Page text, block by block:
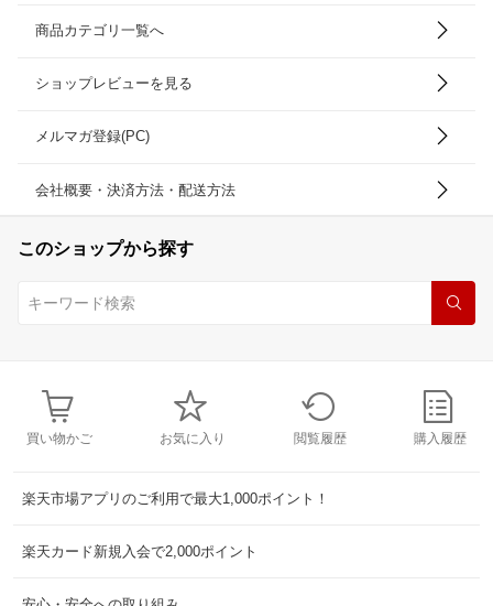
商品カテゴリ一覧へ
ショップレビューを見る
メルマガ登録(PC)
会社概要・決済方法・配送方法
このショップから探す
買い物かご お気に入り 閲覧履歴 購入履歴
楽天市場アプリのご利用で最大1,000ポイント！
楽天カード新規入会で2,000ポイント